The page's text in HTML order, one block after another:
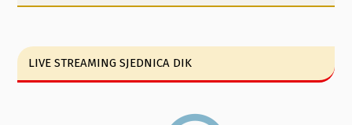
LIVE STREAMING SJEDNICA DIK